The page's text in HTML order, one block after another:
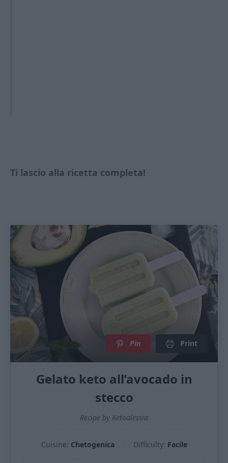
Ti lascio alla ricetta completa!
Pin Print
Gelato keto all’avocado in
stecco
Recipe by Ketoalessia
Cuisine: Chetogenica Difficulty: Facile